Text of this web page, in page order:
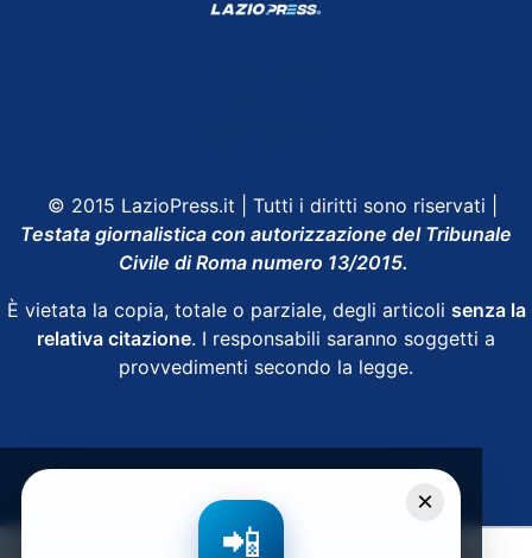
© 2015 LazioPress.it | Tutti i diritti sono riservati |
Testata giornalistica con autorizzazione del Tribunale
Civile di Roma numero 13/2015.
È vietata la copia, totale o parziale, degli articoli senza la
relativa citazione. I responsabili saranno soggetti a
provvedimenti secondo la legge.
×
📲